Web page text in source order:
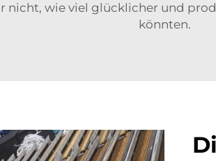
nicht, wie viel glücklicher und
könnten.